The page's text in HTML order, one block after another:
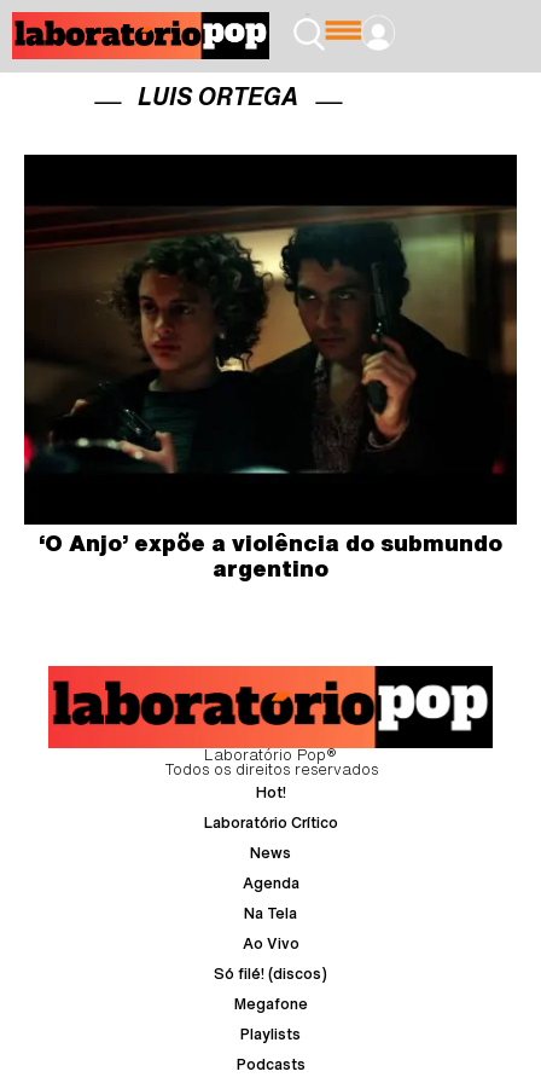
LUIS ORTEGA
‘O Anjo’ expõe a violência do submundo
argentino
Laboratório Pop®
Todos os direitos reservados
Hot!
Laboratório Crítico
News
Agenda
Na Tela
Ao Vivo
Só filé! (discos)
Megafone
Playlists
Podcasts